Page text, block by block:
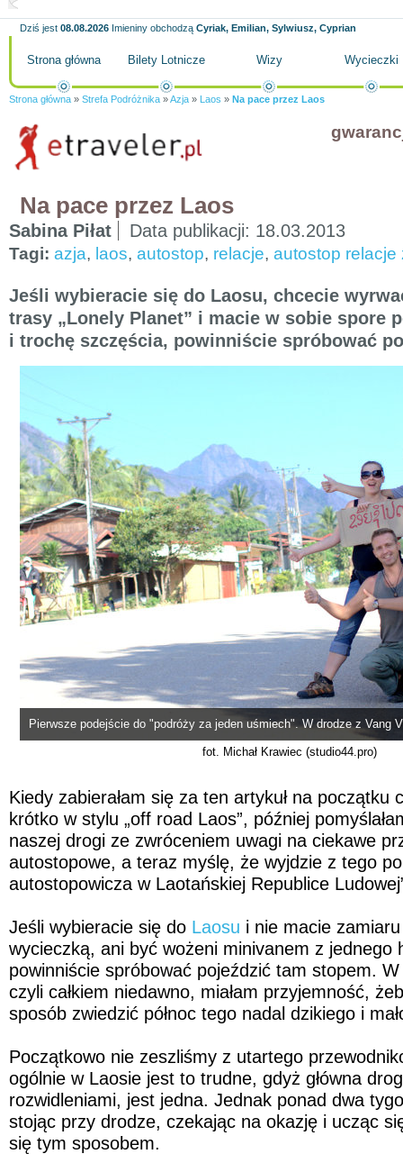
Dziś jest 08.08.2026 Imieniny obchodzą Cyriak, Emilian, Sylwiusz, Cyprian
Strona główna Bilety Lotnicze Wizy Wycieczki
Strona główna » Strefa Podróżnika »Azja » Laos » Na pace przez Laos
Na pace przez Laos
Sabina Piłat Data publikacji: 18.03.2013
Tagi: azja, laos, autostop, relacje, autostop relacje
Jeśli wybieracie się do Laosu, chcecie
trasy „Lonely Planet” i macie w sobie spore
i trochę szczęścia, powinniście spróbować
Pierwsze podejście do "podróży za jeden uśmiech". W drodze z Vang
fot. Michał Krawiec (studio44.pro)
Kiedy zabierałam się za ten artykuł na początku
krótko w stylu „off road Laos”, później
naszej drogi ze zwróceniem uwagi na ciekawe
autostopowe, a teraz myślę, że wyjdzie z tego
autostopowicza w Laotańskiej Republice
Jeśli wybieracie się do Laosu i nie macie
wycieczką, ani być wożeni minivanem z jednego
powinniście spróbować pojeździć tam stopem.
czyli całkiem niedawno, miałam przyjemność,
sposób zwiedzić północ tego nadal dzikiego i
Początkowo nie zeszliśmy z utartego
ogólnie w Laosie jest to trudne, gdyż główna
rozwidleniami, jest jedna. Jednak ponad dwa
stojąc przy drodze, czekając na okazję i ucząc
się tym sposobem.